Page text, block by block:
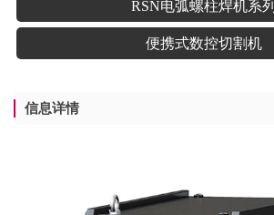
RSN电弧螺柱焊机系列
便携式数控切割机
信息详情